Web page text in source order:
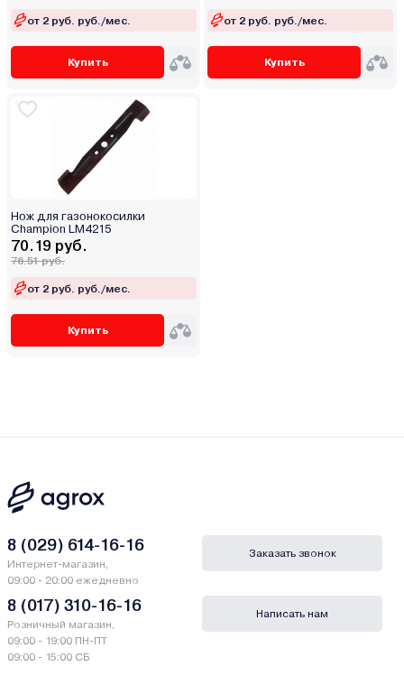
от 2 руб. руб./мес.
Купить
от 2 руб. руб./мес.
Купить
Нож для газонокосилки
Champion LM4215
70.19 руб.
76.51 руб.
от 2 руб. руб./мес.
Купить
8 (029) 614-16-16
Интернет-магазин,
09:00 - 20:00 ежедневно
8 (017) 310-16-16
Розничный магазин,
09:00 - 19:00 ПН-ПТ
09:00 - 15:00 СБ
Заказать звонок
Написать нам